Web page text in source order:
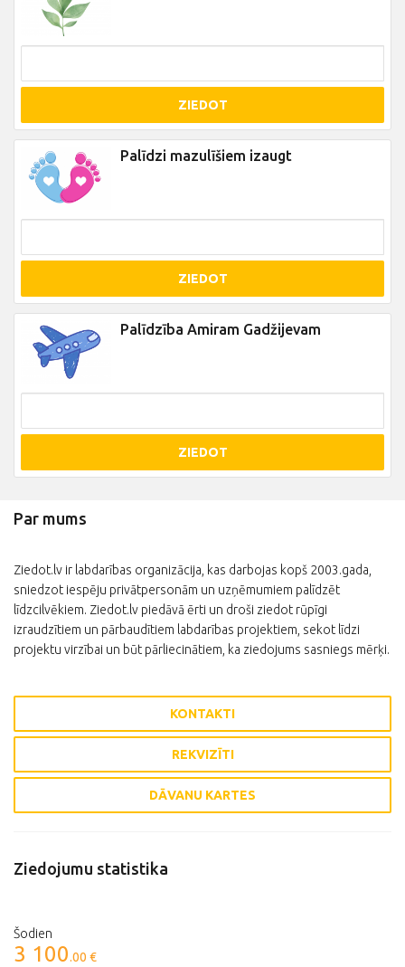
ZIEDOT
Palīdzi mazulīšiem izaugt
ZIEDOT
Palīdzība Amiram Gadžijevam
ZIEDOT
Par mums
Ziedot.lv ir labdarības organizācija, kas darbojas kopš 2003.gada,
sniedzot iespēju privātpersonām un uzņēmumiem palīdzēt
līdzcilvēkiem. Ziedot.lv piedāvā ērti un droši ziedot rūpīgi
izraudzītiem un pārbaudītiem labdarības projektiem, sekot līdzi
projektu virzībai un būt pārliecinātiem, ka ziedojums sasniegs mērķi.
KONTAKTI
REKVIZĪTI
DĀVANU KARTES
Ziedojumu statistika
Šodien
3 100.00 €